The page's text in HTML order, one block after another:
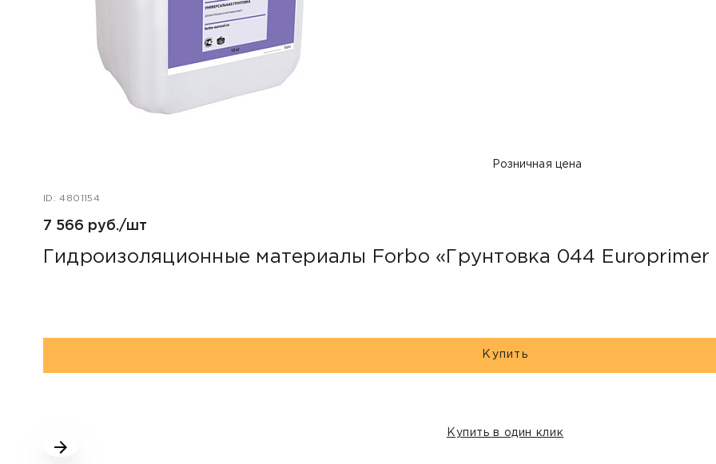
Розничная цена
ID: 4801154
7 566 руб./шт
Гидроизоляционные материалы Forbo «Грунтовка 044 Europrimer
Купить
Купить в один клик